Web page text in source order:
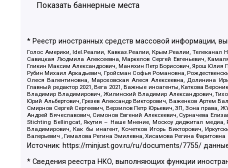
Показать баннерные места
* Реестр иностранных средств массовой информации,
Голос Америки, Idel.Реалии, Кавказ.Реалии, Крым.Реалии, Телеканал
Савицкая Людмила Алексеевна, Маркелов Сергей Евгеньевич,
Гликин Максим Александрович, Маняхин Петр Борисович, Ярош Юлия
Рубин Михаил Аркадьевич, Гройсман Софья Романовна,
Олеся Валентиновна, Мароховская Алеся Алексеевна, Долинина
Главный редактор 2021, Вега 2021, Важные иноагенты, Каткова
Владимир Владимирович, Жилинский Владимир Александрович,
Юрий Альбертович, Грезев Александр Викторович, Важенков Артем
Смирнов Сергей Сергеевич, Верзилов Петр Юрьевич, ЗП, Зона
Андрей Вячеславович, Симонов Евгений Алексеевич, Сурначева
Stichting Bellingcat, Якутия – Наше Мнение, Москоу диджитал медиа,
Владимирович, Как бы инагент, Кочетков Игорь Викторович,
Валерьевич , Гималова Регина Эмилевна, Хисамова Регина Фаритовна
Источник: https://minjust.gov.ru/ru/documents/7755/
* Сведения реестра НКО, выполняющих функции